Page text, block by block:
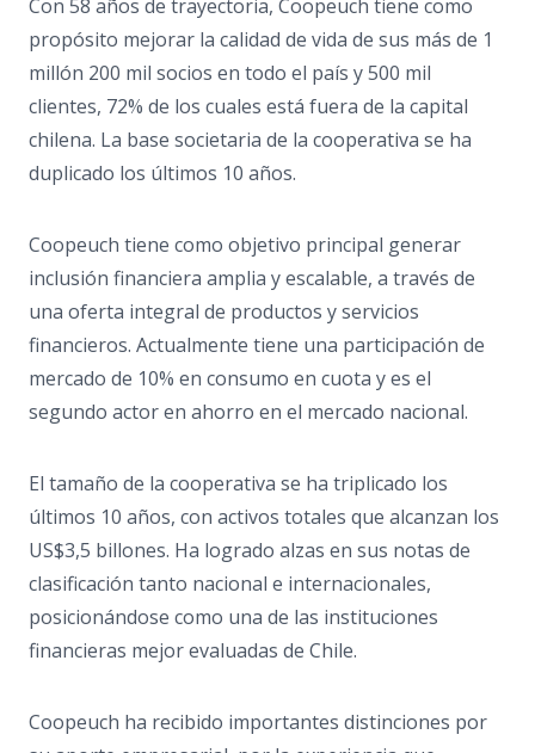
Con 58 años de trayectoria, Coopeuch tiene como
propósito mejorar la calidad de vida de sus más de 1
millón 200 mil socios en todo el país y 500 mil
clientes, 72% de los cuales está fuera de la capital
chilena. La base societaria de la cooperativa se ha
duplicado los últimos 10 años.
Coopeuch tiene como objetivo principal generar
inclusión financiera amplia y escalable, a través de
una oferta integral de productos y servicios
financieros. Actualmente tiene una participación de
mercado de 10% en consumo en cuota y es el
segundo actor en ahorro en el mercado nacional.
El tamaño de la cooperativa se ha triplicado los
últimos 10 años, con activos totales que alcanzan los
US$3,5 billones. Ha logrado alzas en sus notas de
clasificación tanto nacional e internacionales,
posicionándose como una de las instituciones
financieras mejor evaluadas de Chile.
Coopeuch ha recibido importantes distinciones por